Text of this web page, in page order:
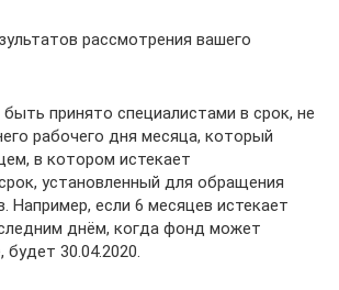
рассмотрения вашего
принято специалистами в срок, не
рабочего дня месяца, который
в котором истекает
установленный для обращения
Например, если 6 месяцев истекает
днём, когда фонд может
будет 30.04.2020.